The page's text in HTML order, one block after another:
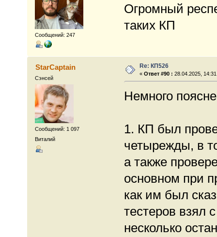
Сообщений: 247
Огромный
таких КП
StarCaptain
Сэнсей
Сообщений: 1 097
Виталий
Re: КП526
«Ответ #90 : 28.04.2025,
Немного
1. КП был
четырежды, в
а также
основном при
как им был
тестеров взял
несколько